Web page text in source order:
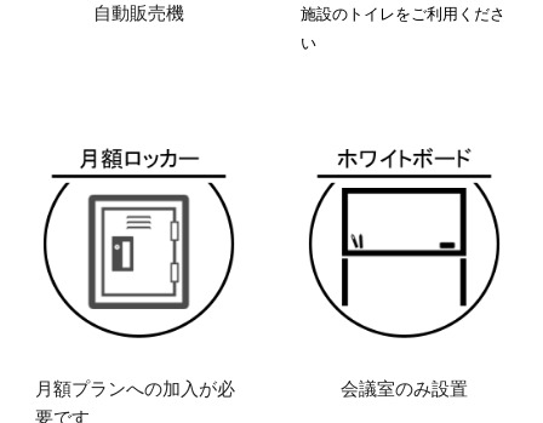
自動販売機
施設のトイレをご利用くださ
い
月額プランへの加入が必
要です
会議室のみ設置